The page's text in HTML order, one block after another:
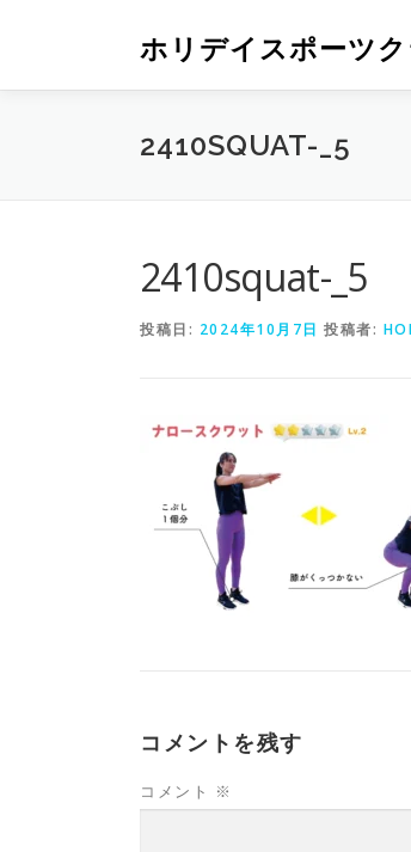
ホリデイスポーツ
2410SQUAT-_5
2410squat-_5
投稿日: 2024年10月7日 投稿者:
コメントを残す
コメント ※